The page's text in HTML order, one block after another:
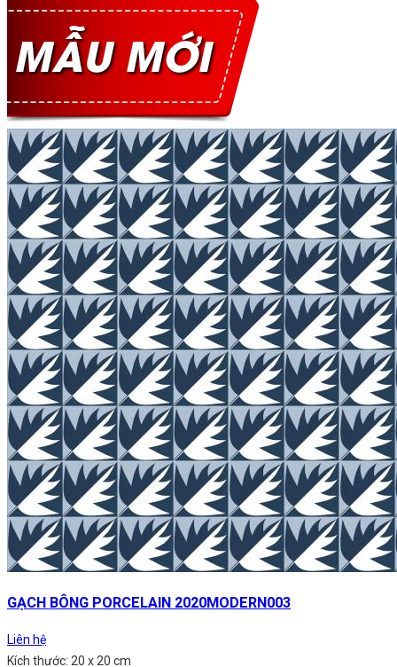
GẠCH BÔNG PORCELAIN 2020MODERN003
Liên hệ
Kích thước: 20 x 20 cm